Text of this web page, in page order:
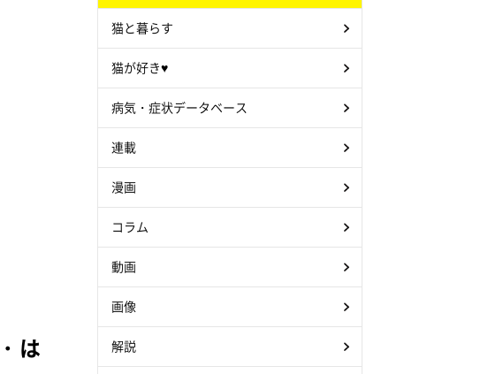
は
猫と暮らす
猫が好き♥
病気・症状データベース
連載
漫画
コラム
動画
画像
解説